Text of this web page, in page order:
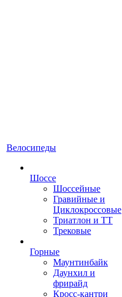
Велосипеды
Шоссе
Шоссейные
Гравийные и
Циклокроссовые
Триатлон и ТТ
Трековые
Горные
Маунтинбайк
Даунхил и
фрирайд
Кросс-кантри